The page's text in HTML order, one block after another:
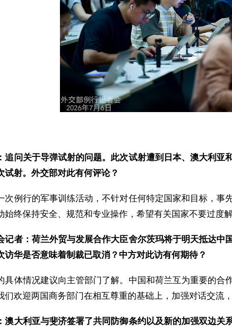
追问关于导弹试射的问题。此次试射遭到日本、澳大利亚
试射。外交部对此有何评论？
次例行的军事训练活动，不针对任何特定国家和目标，事
始终保持安全、规范和专业操作，希望有关国家不要过度解
记者：荷兰外贸与发展合作大臣舍尔茨玛将于明天抵达中
访华是否意味着制裁已取消？中方对此访有何期待？
具体情况建议向主管部门了解。中国和荷兰互为重要的合
们欢迎两国商务部门在相互尊重的基础上，加强对话交流，
澳大利亚与斐济签署了共同防御条约以及新的加强双边关